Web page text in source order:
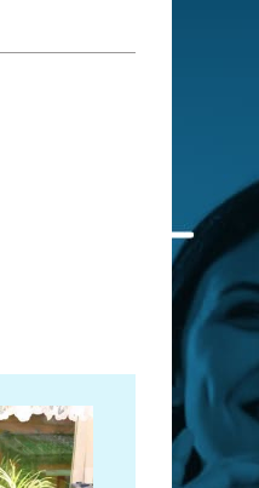
Ses démarches
À l'étranger
Découvrir le monde